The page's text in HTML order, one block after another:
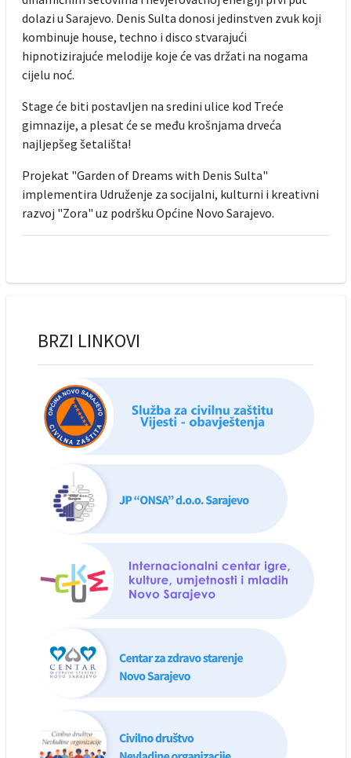
dolazi u Sarajevo. Denis Sulta donosi jedinstven zvuk koji
kombinuje house, techno i disco stvarajući
hipnotizirajuće melodije koje će vas držati na nogama
cijelu noć.
Stage će biti postavljen na sredini ulice kod Treće
gimnazije, a plesat će se među krošnjama drveća
najljepšeg šetališta!
Projekat "Garden of Dreams with Denis Sulta"
implementira Udruženje za socijalni, kulturni i kreativni
razvoj "Zora" uz podršku Općine Novo Sarajevo.
BRZI LINKOVI